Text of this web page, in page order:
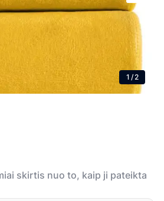
1 /2
skirtis nuo to, kaip ji pateikta